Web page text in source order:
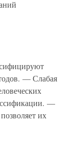
— Слабая
—
их